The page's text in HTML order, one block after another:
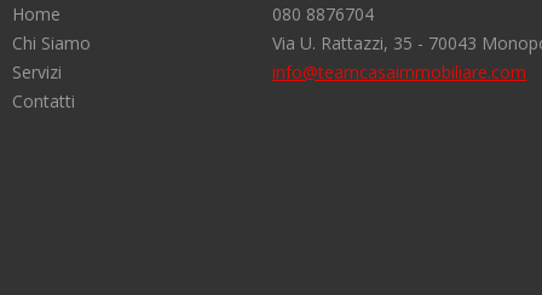
Home
Chi Siamo
Servizi
Contatti
080 8876704
Via U. Rattazzi, 35 - 70043
info@teamcasaimmobiliare.com